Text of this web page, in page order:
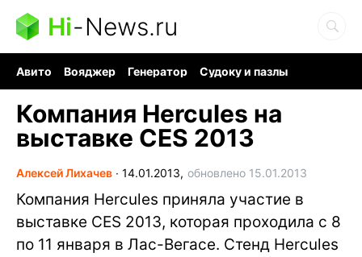
Hi-News.ru
Авито Вояджер Генератор
Судоку и пазлы
Компания Hercules на
выставке CES 2013
Алексей Лихачев ∙ 14.01.2013, обновлено 15.01.2013
Компания Hercules приняла участие в
выставке CES 2013, которая проходила с 8
по 11 января в Лас-Вегасе. Стенд Hercules